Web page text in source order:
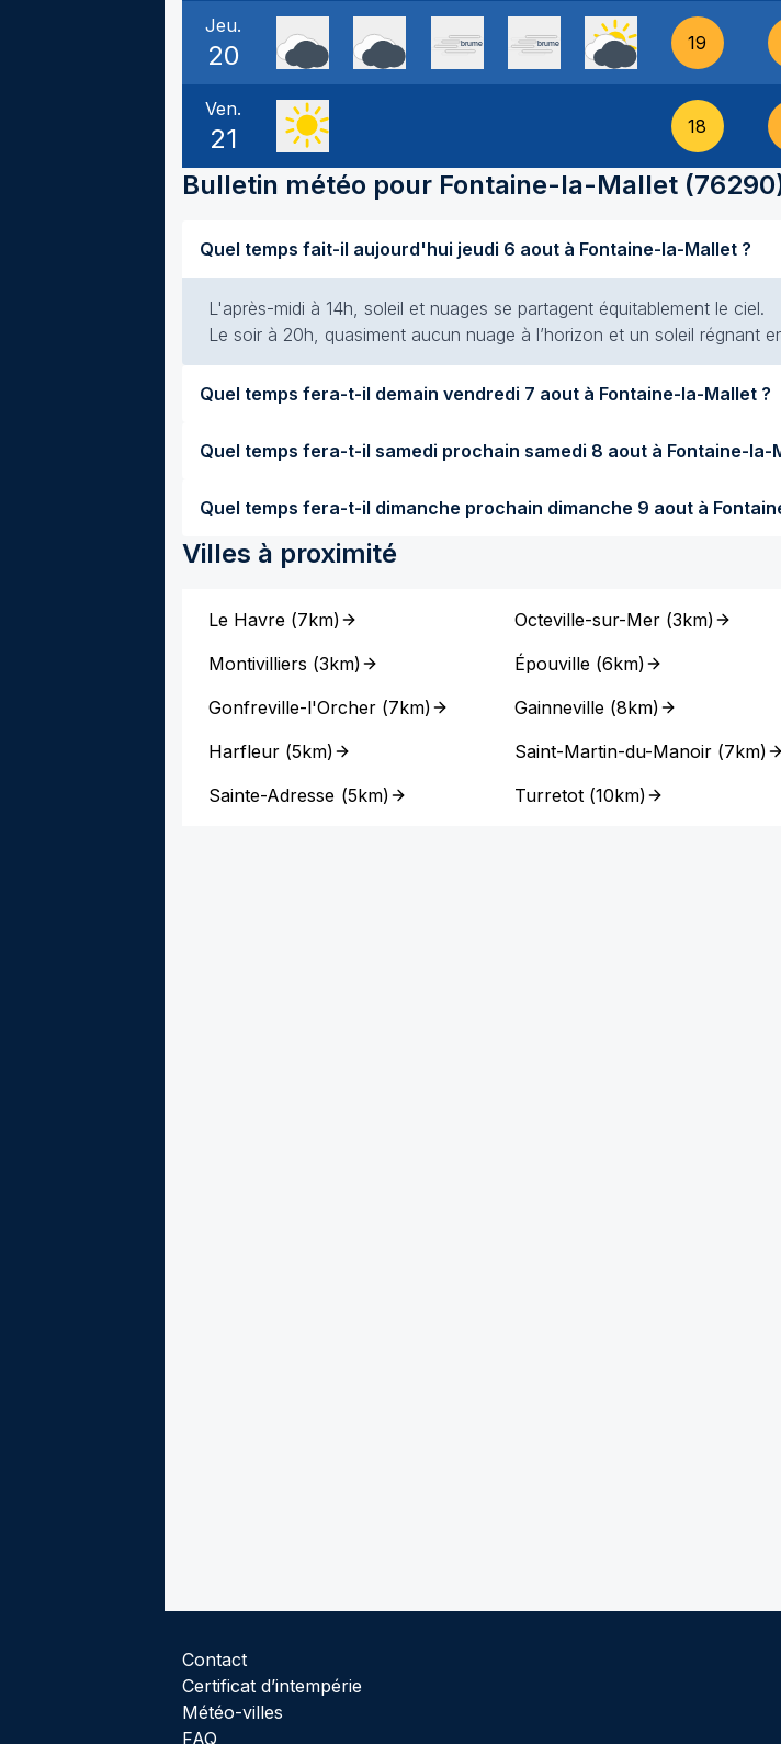
Jeu.
20 19
Ven.
21 18
Bulletin météo pour Fontaine-la-Mallet (76290
Quel temps fait-il aujourd'hui jeudi 6 aout à Fontaine-la-Mallet ?
L'après-midi à 14h, soleil et nuages se partagent équitablement le ciel.
Le soir à 20h, quasiment aucun nuage à l’horizon et un soleil régnant
Quel temps fera-t-il demain vendredi 7 aout à Fontaine-la-Mallet ?
Quel temps fera-t-il samedi prochain samedi 8 aout à
Quel temps fera-t-il dimanche prochain
Villes à proximité
Le Havre (7km)
Montivilliers (3km)
Gonfreville-l'Orcher (7km)
Harfleur (5km)
Sainte-Adresse (5km)
Octeville-sur-Mer (3km)
Épouville (6km)
Gainneville (8km)
Saint-Martin-du-Manoir (7km)
Turretot (10km)
Contact
Certificat d’intempérie
Météo-villes
FAQ